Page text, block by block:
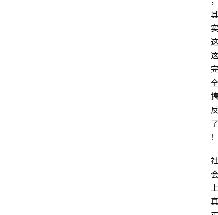
其
实
这
这
完
全
搞
反
了
！
社
会
上
真